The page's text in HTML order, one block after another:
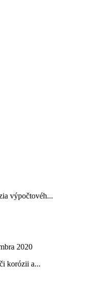
výpočtovéh...
2020
korózii a...